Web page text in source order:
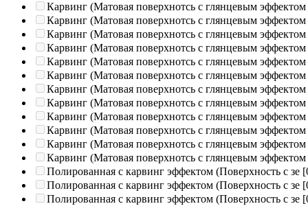
Карвинг (Матовая поверхнотсь с глянцевым эффектом
Карвинг (Матовая поверхнотсь с глянцевым эффектом
Карвинг (Матовая поверхнотсь с глянцевым эффектом
Карвинг (Матовая поверхнотсь с глянцевым эффектом
Карвинг (Матовая поверхнотсь с глянцевым эффектом
Карвинг (Матовая поверхнотсь с глянцевым эффектом
Карвинг (Матовая поверхнотсь с глянцевым эффектом
Карвинг (Матовая поверхнотсь с глянцевым эффектом
Карвинг (Матовая поверхнотсь с глянцевым эффектом
Карвинг (Матовая поверхнотсь с глянцевым эффектом
Карвинг (Матовая поверхнотсь с глянцевым эффектом
Карвинг (Матовая поверхнотсь с глянцевым эффектом
Полированная c карвинг эффектом (Поверхность с зе
Полированная c карвинг эффектом (Поверхность с зе
Полированная c карвинг эффектом (Поверхность с зе